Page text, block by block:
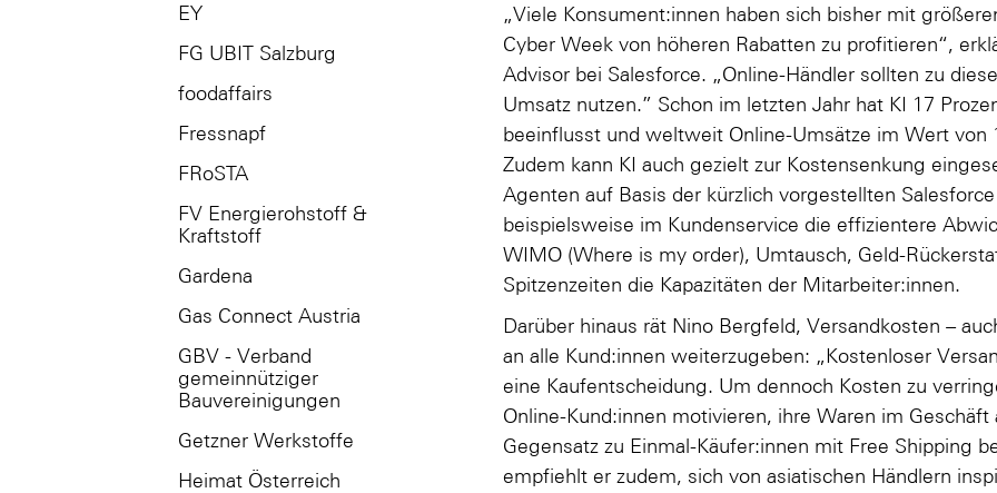
EY
FG UBIT Salzburg
foodaffairs
Fressnapf
FRoSTA
FV Energierohstoff &
Kraftstoff
Gardena
Gas Connect Austria
GBV - Verband
gemeinnütziger
Bauvereinigungen
Getzner Werkstoffe
Heimat Österreich
„Viele Konsument:innen haben sich bisher mit
Cyber Week von höheren Rabatten zu profitieren“,
Advisor bei Salesforce. „Online-Händler sollten zu
Umsatz nutzen.” Schon im letzten Jahr hat KI 17
beeinflusst und weltweit Online-Umsätze im Wert von
Zudem kann KI auch gezielt zur Kostensenkung
Agenten auf Basis der kürzlich vorgestellten
beispielsweise im Kundenservice die effizientere
WIMO (Where is my order), Umtausch, Geld-
Spitzenzeiten die Kapazitäten der Mitarbeiter:innen.
Darüber hinaus rät Nino Bergfeld, Versandkosten –
an alle Kund:innen weiterzugeben: „Kostenloser
eine Kaufentscheidung. Um dennoch Kosten zu
Online-Kund:innen motivieren, ihre Waren im
Gegensatz zu Einmal-Käufer:innen mit Free Shipping
empfiehlt er zudem, sich von asiatischen Händlern